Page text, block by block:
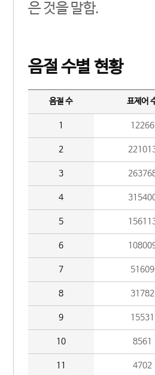
은 것을 말함.
음절 수별 현황
음절 수 표제어
1 12266
2
3
4
5
6
7 51609
8 31782
9 15531
10 8561
11 4702